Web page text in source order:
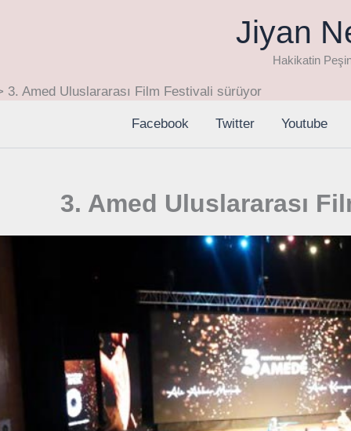
Jiyan
Hakikatin
3. Amed Uluslararası Film Festivali sürüyor
Facebook Twitter Youtube
3. Amed Uluslararası